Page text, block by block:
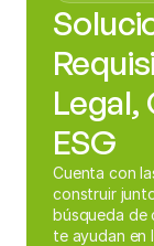
Legal,
ESG
Cuenta con
construir
búsqueda de
te ayudan en